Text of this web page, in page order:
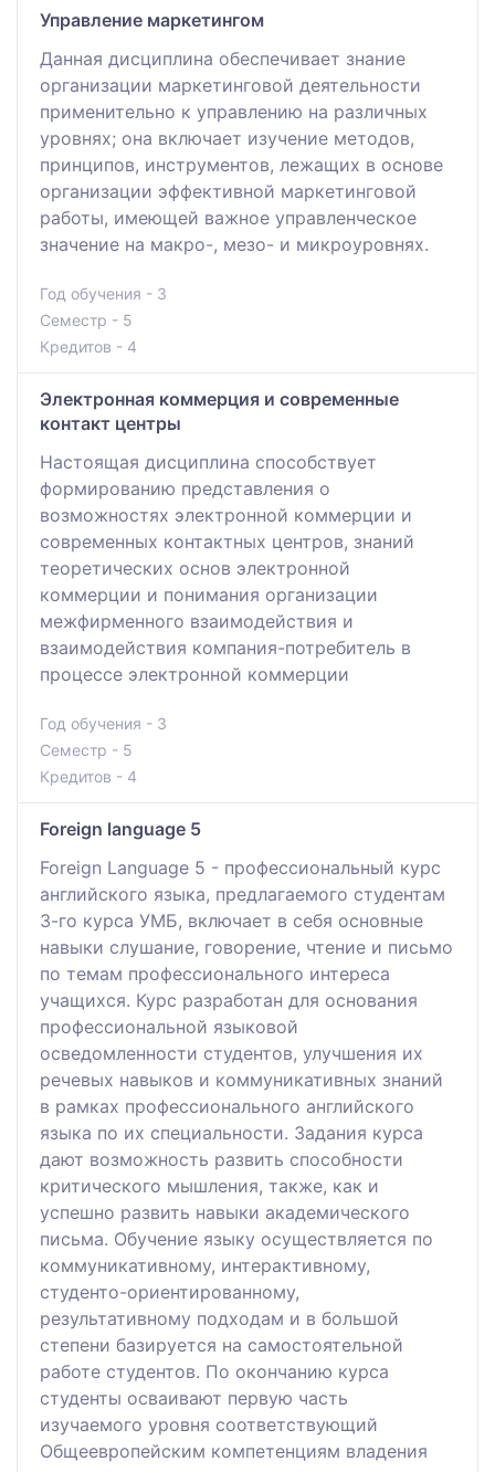
Управление маркетингом
Данная дисциплина обеспечивает знание
организации маркетинговой деятельности
применительно к управлению на различных
уровнях; она включает изучение методов,
принципов, инструментов, лежащих в основе
организации эффективной маркетинговой
работы, имеющей важное управленческое
значение на макро-, мезо- и микроуровнях.
Год обучения - 3
Семестр - 5
Кредитов - 4
Электронная коммерция и современные
контакт центры
Настоящая дисциплина способствует
формированию представления о
возможностях электронной коммерции и
современных контактных центров, знаний
теоретических основ электронной
коммерции и понимания организации
межфирменного взаимодействия и
взаимодействия компания-потребитель в
процессе электронной коммерции
Год обучения - 3
Семестр - 5
Кредитов - 4
Foreign language 5
Foreign Language 5 - профессиональный курс
английского языка, предлагаемого студентам
3-го курса УМБ, включает в себя основные
навыки слушание, говорение, чтение и письмо
по темам профессионального интереса
учащихся. Курс разработан для основания
профессиональной языковой
осведомленности студентов, улучшения их
речевых навыков и коммуникативных знаний
в рамках профессионального английского
языка по их специальности. Задания курса
дают возможность развить способности
критического мышления, также, как и
успешно развить навыки академического
письма. Обучение языку осуществляется по
коммуникативному, интерактивному,
студенто-ориентированному,
результативному подходам и в большой
степени базируется на самостоятельной
работе студентов. По окончанию курса
студенты осваивают первую часть
изучаемого уровня соответствующий
Общеевропейским компетенциям владения